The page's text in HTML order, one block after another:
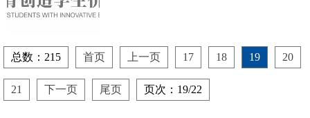
总数：215 首页 上一页 17 18 19 20
21 下一页 尾页 页次：19/22